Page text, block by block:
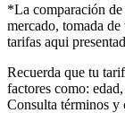
*La comparación de
mercado, tomada
tarifas aqui
Recuerda que tu
factores como:
Consulta términos y